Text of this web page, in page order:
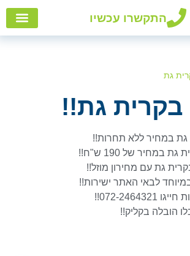
התקשרו עכשיו
גת
בקרית גת!!
גת במחיר ללא תחרות!!
במחיר של 190 ש"ח!!
גת עם מחירון מוזל!!
לבאי האתר ישירות!!
הובלה בקליק!!